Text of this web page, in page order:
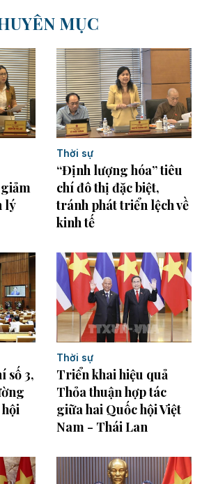
MỤC
lý
Thời sự
“Định lượng hóa” tiêu
chí đô thị đặc biệt,
tránh phát triển lệch về
kinh tế
số 3,
Thời sự
Triển khai hiệu quả
Thỏa thuận hợp tác
giữa hai Quốc hội Việt
Nam - Thái Lan